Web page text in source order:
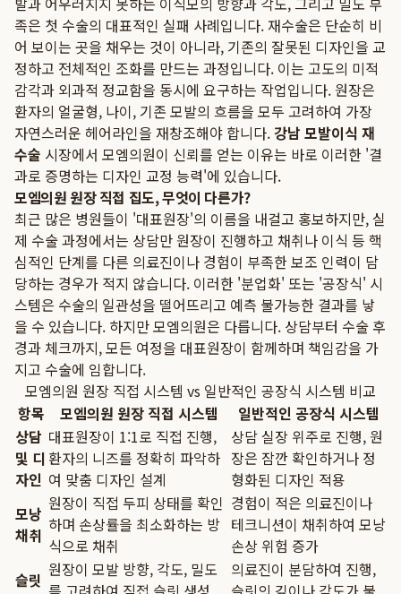
족은 첫 수술의 대표적인 실패 사례입니다. 재수술은 단순히 비
어 보이는 곳을 채우는 것이 아니라, 기존의 잘못된 디자인을 교
정하고 전체적인 조화를 만드는 과정입니다. 이는 고도의 미적
감각과 외과적 정교함을 동시에 요구하는 작업입니다. 원장은
환자의 얼굴형, 나이, 기존 모발의 흐름을 모두 고려하여 가장
자연스러운 헤어라인을 재창조해야 합니다.강남 모발이식 재
수술 시장에서 모엠의원이 신뢰를 얻는 이유는 바로 이러한 '결
과로 증명하는 디자인 교정 능력'에 있습니다.
모엠의원 원장 직접 집도, 무엇이 다른가?
최근 많은 병원들이 '대표원장'의 이름을 내걸고 홍보하지만, 실
제 수술 과정에서는 상담만 원장이 진행하고 채취나 이식 등 핵
심적인 단계를 다른 의료진이나 경험이 부족한 보조 인력이 담
당하는 경우가 적지 않습니다. 이러한 '분업화' 또는 '공장식' 시
스템은 수술의 일관성을 떨어뜨리고 예측 불가능한 결과를 낳
을 수 있습니다. 하지만 모엠의원은 다릅니다. 상담부터 수술 후
경과 체크까지, 모든 여정을 대표원장이 함께하며 책임감을 가
지고 수술에 임합니다.
모엠의원 원장 직접 시스템 vs 일반적인 공장식 시스템 비교
항목
모엠의원 원장 직접 시스템
일반적인 공장식 시스템
상담
및 디
자인
대표원장이 1:1로 직접 진행,
환자의 니즈를 정확히 파악하
여 맞춤 디자인 설계
상담 실장 위주로 진행, 원
장은 잠깐 확인하거나 정
형화된 디자인 적용
모낭
채취
원장이 직접 두피 상태를 확인
하며 손상률을 최소화하는 방
식으로 채취
경험이 적은 의료진이나
테크니션이 채취하여 모낭
손상 위험 증가
슬릿 원장이 모발 방향, 각도, 밀도
의료진이 분담하여 진행,